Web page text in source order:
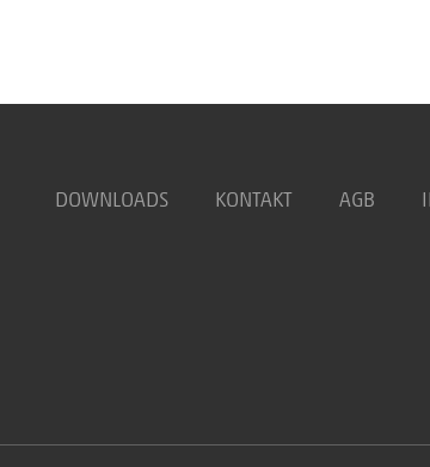
DOWNLOADS KONTAKT AGB